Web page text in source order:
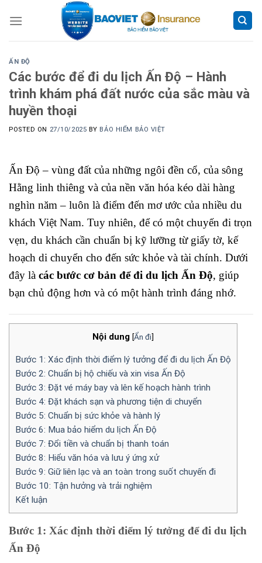
ẤN ĐỘ
Các bước để đi du lịch Ấn Độ – Hành
trình khám phá đất nước của sắc màu và
huyền thoại
POSTED ON 27/10/2025 BY BẢO HIỂM BẢO VIỆT
Ấn Độ – vùng đất của những ngôi đền cổ, của sông
Hằng linh thiêng và của nền văn hóa kéo dài hàng
nghìn năm – luôn là điểm đến mơ ước của nhiều du
khách Việt Nam. Tuy nhiên, để có một chuyến đi trọn
vẹn, du khách cần chuẩn bị kỹ lưỡng từ giấy tờ, kế
hoạch di chuyển cho đến sức khỏe và tài chính. Dưới
đây là các bước cơ bản để đi du lịch Ấn Độ, giúp
bạn chủ động hơn và có một hành trình đáng nhớ.
Nội dung [Ẩn đi]
Bước 1: Xác định thời điểm lý tưởng để đi du lịch Ấn Độ
Bước 2: Chuẩn bị hộ chiếu và xin visa Ấn Độ
Bước 3: Đặt vé máy bay và lên kế hoạch hành trình
Bước 4: Đặt khách sạn và phương tiện di chuyển
Bước 5: Chuẩn bị sức khỏe và hành lý
Bước 6: Mua bảo hiểm du lịch Ấn Độ
Bước 7: Đổi tiền và chuẩn bị thanh toán
Bước 8: Hiểu văn hóa và lưu ý ứng xử
Bước 9: Giữ liên lạc và an toàn trong suốt chuyến đi
Bước 10: Tận hưởng và trải nghiệm
Kết luận
Bước 1: Xác định thời điểm lý tưởng để đi du lịch
Ấn Độ